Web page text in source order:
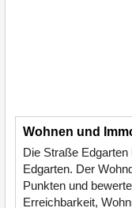
Wohnen und
Die Straße
Edgarten. Der
Punkten und
Erreichbarkeit,